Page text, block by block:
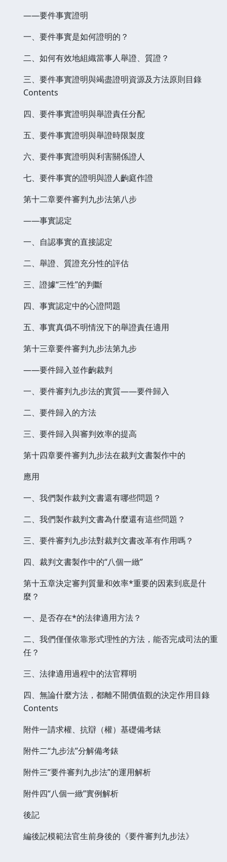
——要件事實證明
一、要件事實是如何證明的？
二、如何有效地組織當事人舉證、質證？
三、要件事實證明與竭盡證明資源及方法原則目錄
Contents
四、要件事實證明與舉證責任分配
五、要件事實證明與舉證時限製度
六、要件事實證明與利害關係證人
七、要件事實的證明與證人齣庭作證
第十二章要件審判九步法第八步
——事實認定
一、自認事實的直接認定
二、舉證、質證充分性的評估
三、證據“三性”的判斷
四、事實認定中的心證問題
五、事實真僞不明情況下的舉證責任適用
第十三章要件審判九步法第九步
——要件歸入並作齣裁判
一、要件審判九步法的實質——要件歸入
二、要件歸入的方法
三、要件歸入與審判效率的提高
第十四章要件審判九步法在裁判文書製作中的
應用
一、我們製作裁判文書還有哪些問題？
二、我們製作裁判文書為什麼還有這些問題？
三、要件審判九步法對裁判文書改革有作用嗎？
四、裁判文書製作中的“八個一緻”
第十五章決定審判質量和效率*重要的因素到底是什
麼？
一、是否存在*的法律適用方法？
二、我們僅僅依靠形式理性的方法，能否完成司法的重
任？
三、法律適用過程中的法官釋明
四、無論什麼方法，都離不開價值觀的決定作用目錄
Contents
附件一請求權、抗辯（權）基礎備考錶
附件二“九步法”分解備考錶
附件三“要件審判九步法”的運用解析
附件四“八個一緻”實例解析
後記
編後記模範法官生前身後的《要件審判九步法》